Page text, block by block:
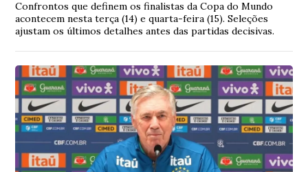
Confrontos que definem os finalistas da Copa do Mundo
acontecem nesta terça (14) e quarta-feira (15). Seleções
ajustam os últimos detalhes antes das partidas decisivas.